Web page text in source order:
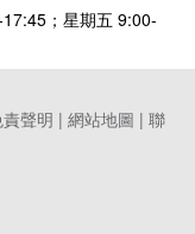
；星期五 9:00-
聲明 | 網站地圖 | 聯